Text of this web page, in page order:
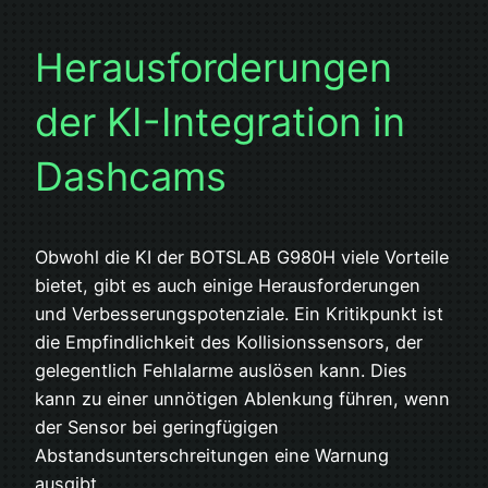
Herausforderungen
der KI-Integration in
Dashcams
Obwohl die KI der BOTSLAB G980H viele Vorteile
bietet, gibt es auch einige Herausforderungen
und Verbesserungspotenziale. Ein Kritikpunkt ist
die Empfindlichkeit des Kollisionssensors, der
gelegentlich Fehlalarme auslösen kann. Dies
kann zu einer unnötigen Ablenkung führen, wenn
der Sensor bei geringfügigen
Abstandsunterschreitungen eine Warnung